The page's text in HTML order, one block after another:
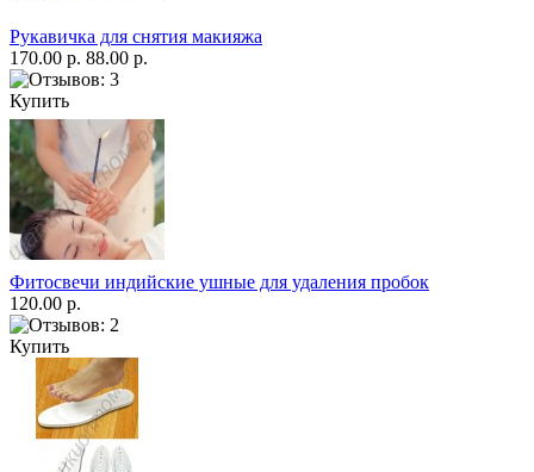
Рукавичка для снятия макияжа
170.00 р. 88.00 р.
Купить
Фитосвечи индийские ушные для удаления пробок
120.00 р.
Купить